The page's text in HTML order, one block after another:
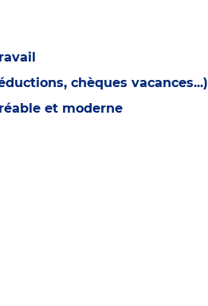
chèques vacances...)
et moderne